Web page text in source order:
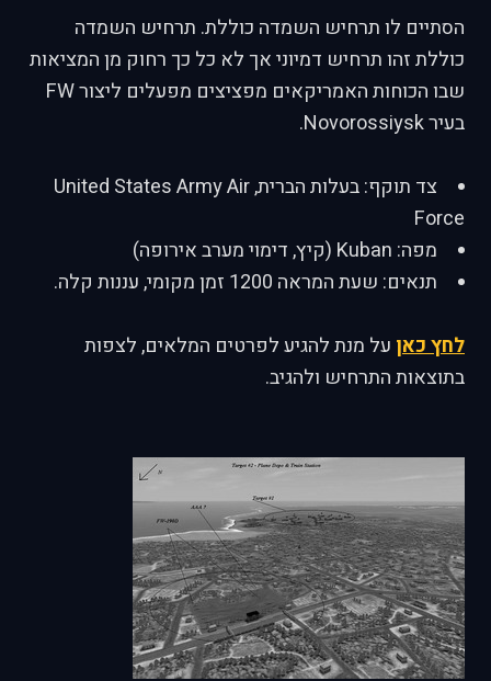
הסתיים לו תרחיש השמדה כוללת. תרחיש השמדה
כוללת זהו תרחיש דמיוני אך לא כל כך רחוק מן המציאות
שבו הכוחות האמריקאים מפציצים מפעלים ליצור FW
בעיר Novorossiysk.
צד תוקף: בעלות הברית, United States Army Air
Force
מפה: Kuban (קיץ, דימוי מערב אירופה)
תנאים: שעת המראה 1200 זמן מקומי, עננות קלה.
לחץ כאן על מנת להגיע לפרטים המלאים, לצפות
בתוצאות התרחיש ולהגיב.